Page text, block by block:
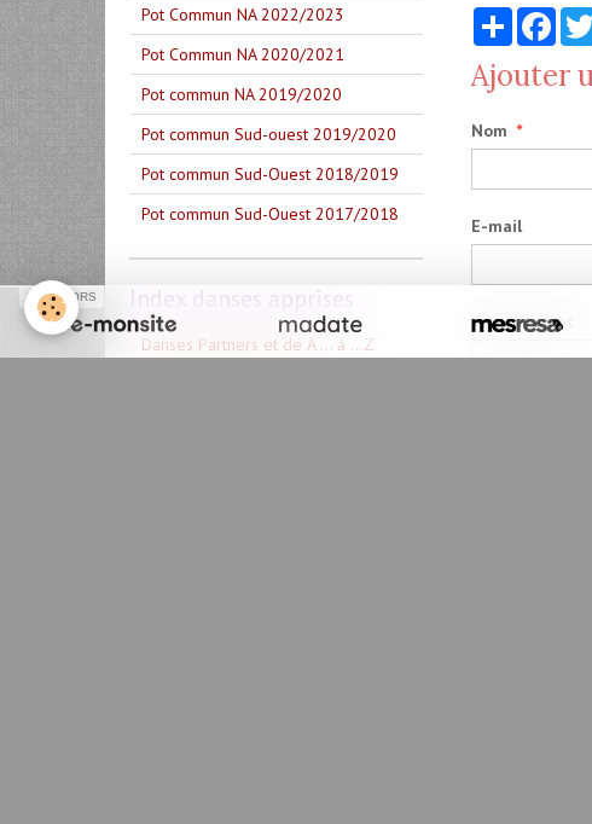
Partager
Ajouter
Nom
E-mail
Site Internet
Pot Commun NA 2022/2023
Pot Commun NA 2020/2021
Pot commun NA 2019/2020
Pot commun Sud-ouest 2019/2020
Pot commun Sud-Ouest 2018/2019
Pot commun Sud-Ouest 2017/2018
Index danses apprises
Danses Partners et de A ... à ...Z
SPONSORS